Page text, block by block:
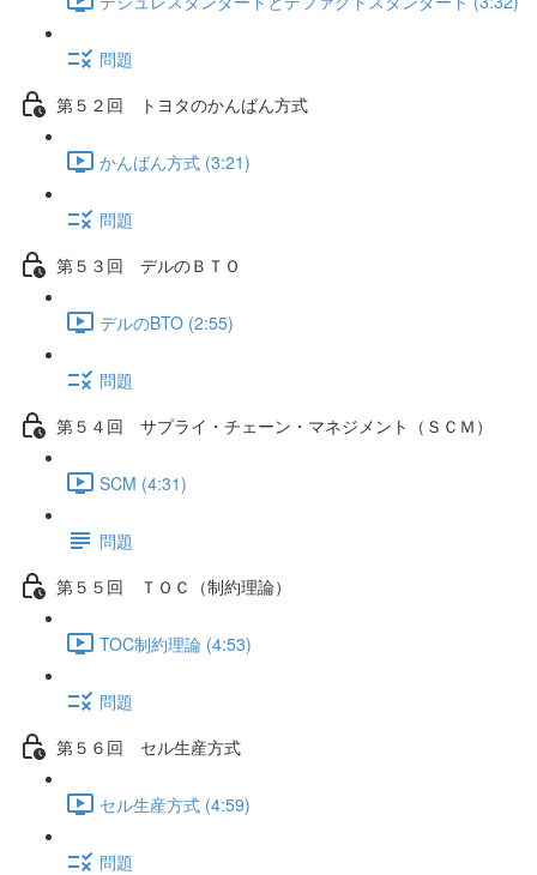
問題
第５２回 トヨタのかんばん方式
かんばん方式 (3:21)
問題
第５３回 デルのＢＴＯ
デルのBTO (2:55)
問題
第５４回 サプライ・チェーン・マネジメント（ＳＣＭ）
SCM (4:31)
問題
第５５回 ＴＯＣ（制約理論）
TOC制約理論 (4:53)
問題
第５６回 セル生産方式
セル生産方式 (4:59)
問題